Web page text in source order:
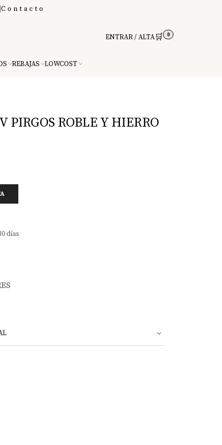
Contacto
ENTRAR / ALTA🛒 0
REBAJAS LOWCOST
PIRGOS ROBLE Y HIERRO
días